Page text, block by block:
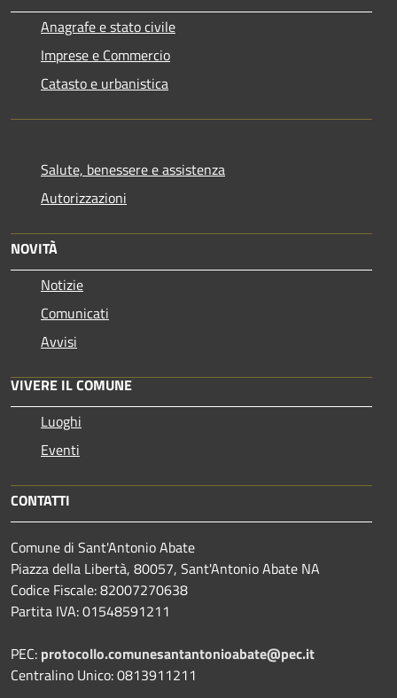
Anagrafe e stato civile
Imprese e Commercio
Catasto e urbanistica
Salute, benessere e assistenza
Autorizzazioni
NOVITÀ
Notizie
Comunicati
Avvisi
VIVERE IL COMUNE
Luoghi
Eventi
CONTATTI
Comune di Sant'Antonio Abate
Piazza della Libertà, 80057, Sant'Antonio Abate NA
Codice Fiscale: 82007270638
Partita IVA: 01548591211
PEC: protocollo.comunesantantonioabate@pec.it
Centralino Unico: 0813911211